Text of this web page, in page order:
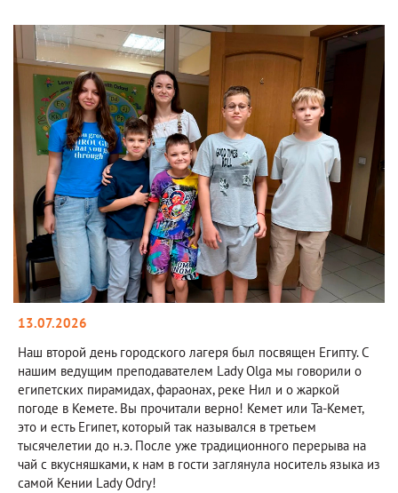
13.07.2026
Наш второй день городского лагеря был посвящен Египту. С
нашим ведущим преподавателем Lady Olga мы говорили о
египетских пирамидах, фараонах, реке Нил и о жаркой
погоде в Кемете. Вы прочитали верно! Кемет или Та-Кемет,
это и есть Египет, который так назывался в третьем
тысячелетии до н.э. После уже традиционного перерыва на
чай с вкусняшками, к нам в гости заглянула носитель языка из
самой Кении Lady Odry!